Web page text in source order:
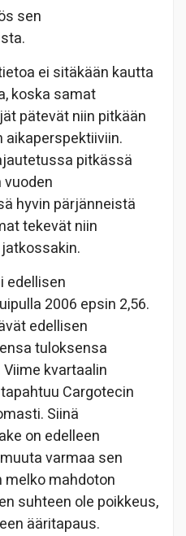
sen
ei sitäkään kautta
koska samat
pätevät niin pitkään
aikaperspektiiviin.
pitkässä
hyvin pärjänneistä
tekevät niin
edellisen
2006 epsin 2,56.
edellisen
tuloksensa
kvartaalin
Cargotecin
Siinä
on edelleen
varmaa sen
mahdoton
suhteen ole poikkeus,
ääritapaus.